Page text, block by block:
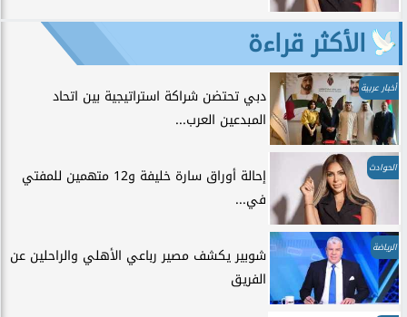
الأكثر قراءة
أخبار عربية
دبي تحتضن شراكة استراتيجية بين اتحاد
المبدعين العرب...
الحوادث
إحالة أوراق سارة خليفة و12 متهمين للمفتي
في...
الرياضة
شوبير يكشف مصير رباعي الأهلي والراحلين عن
الفريق